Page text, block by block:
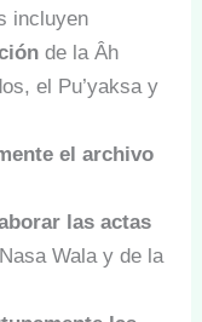
incluyen
de la Âh
el Pu’yaksa y
el archivo
las actas
Wala y de la